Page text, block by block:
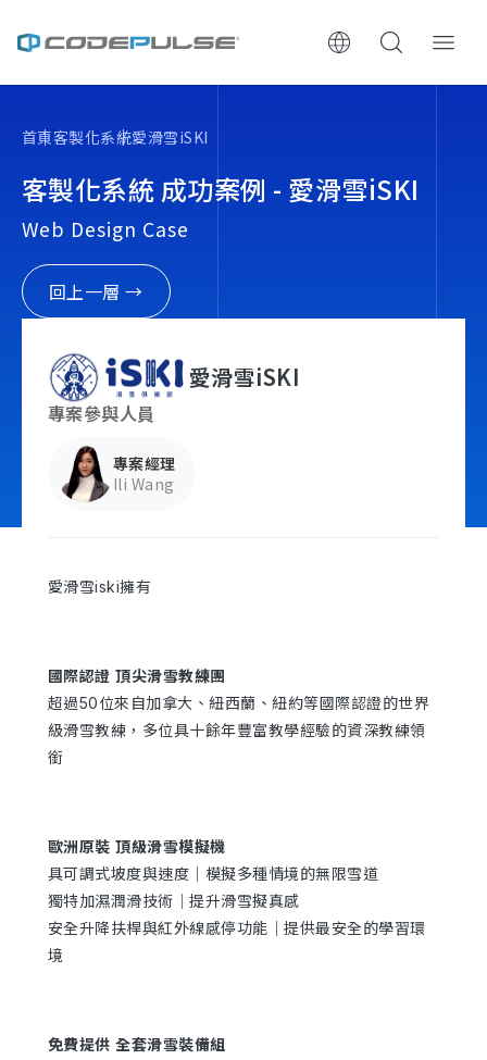
服務與費用
架設流程
執行報告 / 策略解析
數位成長與技術專欄
首頁客製化系統愛滑雪iSKI
客製化系統 成功案例 - 愛滑雪iSKI
Web Design Case
回上一層 →
愛滑雪iSKI
專案參與人員
專案經理
Ili Wang
愛滑雪iski擁有
國際認證 頂尖滑雪教練團
超過50位來自加拿大、紐西蘭、紐約等國際認證的世界
級滑雪教練，多位具十餘年豐富教學經驗的資深教練領
銜
歐洲原裝 頂級滑雪模擬機
具可調式坡度與速度｜模擬多種情境的無限雪道
獨特加濕潤滑技術｜提升滑雪擬真感
安全升降扶桿與紅外線感停功能｜提供最安全的學習環
境
免費提供 全套滑雪裝備組